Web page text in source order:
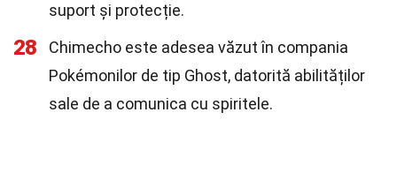
suport și protecție.
28
Chimecho este adesea văzut în compania
Pokémonilor de tip Ghost, datorită abilităților
sale de a comunica cu spiritele.